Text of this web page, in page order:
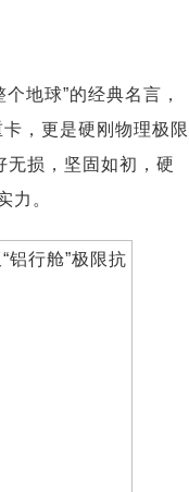
地球”的经典名言，
，更是硬刚物理极限
无损，坚固如初，硬
力。